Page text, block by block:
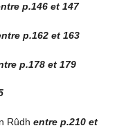
p.146 et 147
p.162 et 163
p.178 et 179
Rûdh entre p.210 et